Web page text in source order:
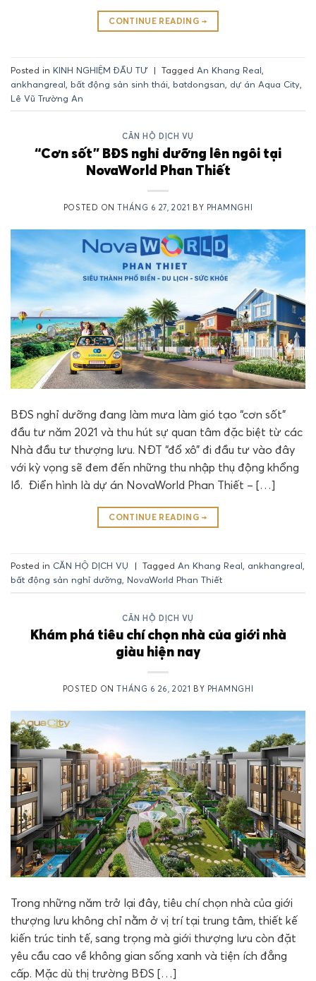
CONTINUE READING →
Posted in KINH NGHIỆM ĐẦU TƯ | Tagged An Khang Real
ankhangreal bất động sản sinh thái batdongsan dự án Aqua City
Lê Vũ Trường An
CĂN HỘ DỊCH VỤ
“Cơn sốt” BĐS nghỉ dưỡng lên ngôi tại
NovaWorld Phan Thiết
POSTED ONTHÁNG 6 27, 2021 BY PHAMNGHI
BĐS nghỉ dưỡng đang làm mưa làm gió tạo “cơn sốt”
đầu tư năm 2021 và thu hút sự quan tâm đặc biệt từ các
Nhà đầu tư thượng lưu. NĐT “đổ xô” đi đầu tư vào đây
với kỳ vọng sẽ đem đến những thu nhập thụ động khổng
lồ. Điển hình là dự án NovaWorld Phan Thiết – […]
CONTINUE READING →
Posted in CĂN HỘ DỊCH VỤ | Tagged An Khang Real ankhangreal
bất động sản nghỉ dưỡng NovaWorld Phan Thiết
CĂN HỘ DỊCH VỤ
Khám phá tiêu chí chọn nhà của giới nhà
giàu hiện nay
POSTED ONTHÁNG 6 26, 2021 BY PHAMNGHI
Trong những năm trở lại đây, tiêu chí chọn nhà của giới
thượng lưu không chỉ nằm ở vị trí tại trung tâm, thiết kế
kiến trúc tinh tế, sang trọng mà giới thượng lưu còn đặt
yêu cầu cao về không gian sống xanh và tiện ích đẳng
cấp. Mặc dù thị trường BĐS […]